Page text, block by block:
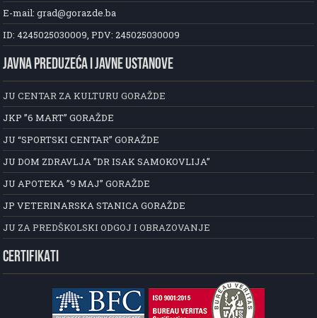
E-mail: grad@gorazde.ba
ID: 4245025030009, PDV: 245025030009
JAVNA PREDUZEĆA I JAVNE USTANOVE
JU CENTAR ZA KULTURU GORAŽDE
JKP ”6 MART” GORAŽDE
JU “SPORTSKI CENTAR” GORAŽDE
JU DOM ZDRAVLJA ”DR ISAK SAMOKOVLIJA”
JU APOTEKA ”9 MAJ” GORAŽDE
JP VETERINARSKA STANICA GORAŽDE
JU ZA PREDŠKOLSKI ODGOJ I OBRAZOVANJE
CERTIFIKATI